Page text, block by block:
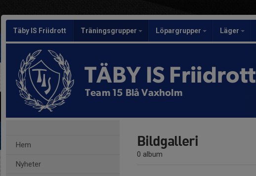
Täby IS Friidrott Träningsgrupper Löpargrupper Läger
TÄBY IS Friidrott
Team 15 Blå Vaxholm
Hem
Nyheter
Bildgalleri
0 album